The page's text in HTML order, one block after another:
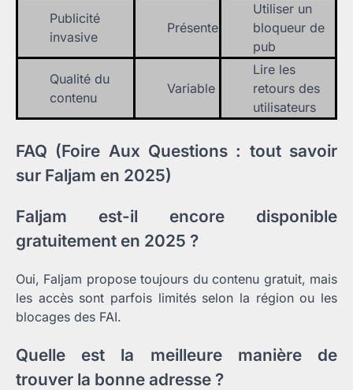
Publicité
invasive
Présente
Utiliser un
bloqueur de
pub
Qualité du
contenu
Variable
Lire les
retours des
utilisateurs
FAQ (Foire Aux Questions : tout savoir
sur Faljam en 2025)
Faljam est-il encore disponible
gratuitement en 2025 ?
Oui, Faljam propose toujours du contenu gratuit, mais
les accès sont parfois limités selon la région ou les
blocages des FAI.
Quelle est la meilleure manière de
trouver la bonne adresse ?